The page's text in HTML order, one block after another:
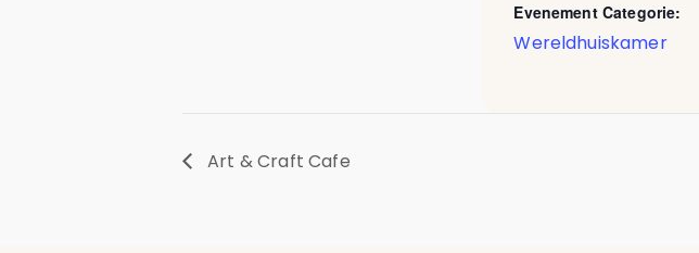
Evenement Categorie:
Wereldhuiskamer
Art & Craft Cafe